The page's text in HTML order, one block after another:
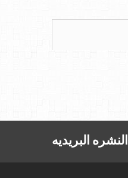
النشره البريديه